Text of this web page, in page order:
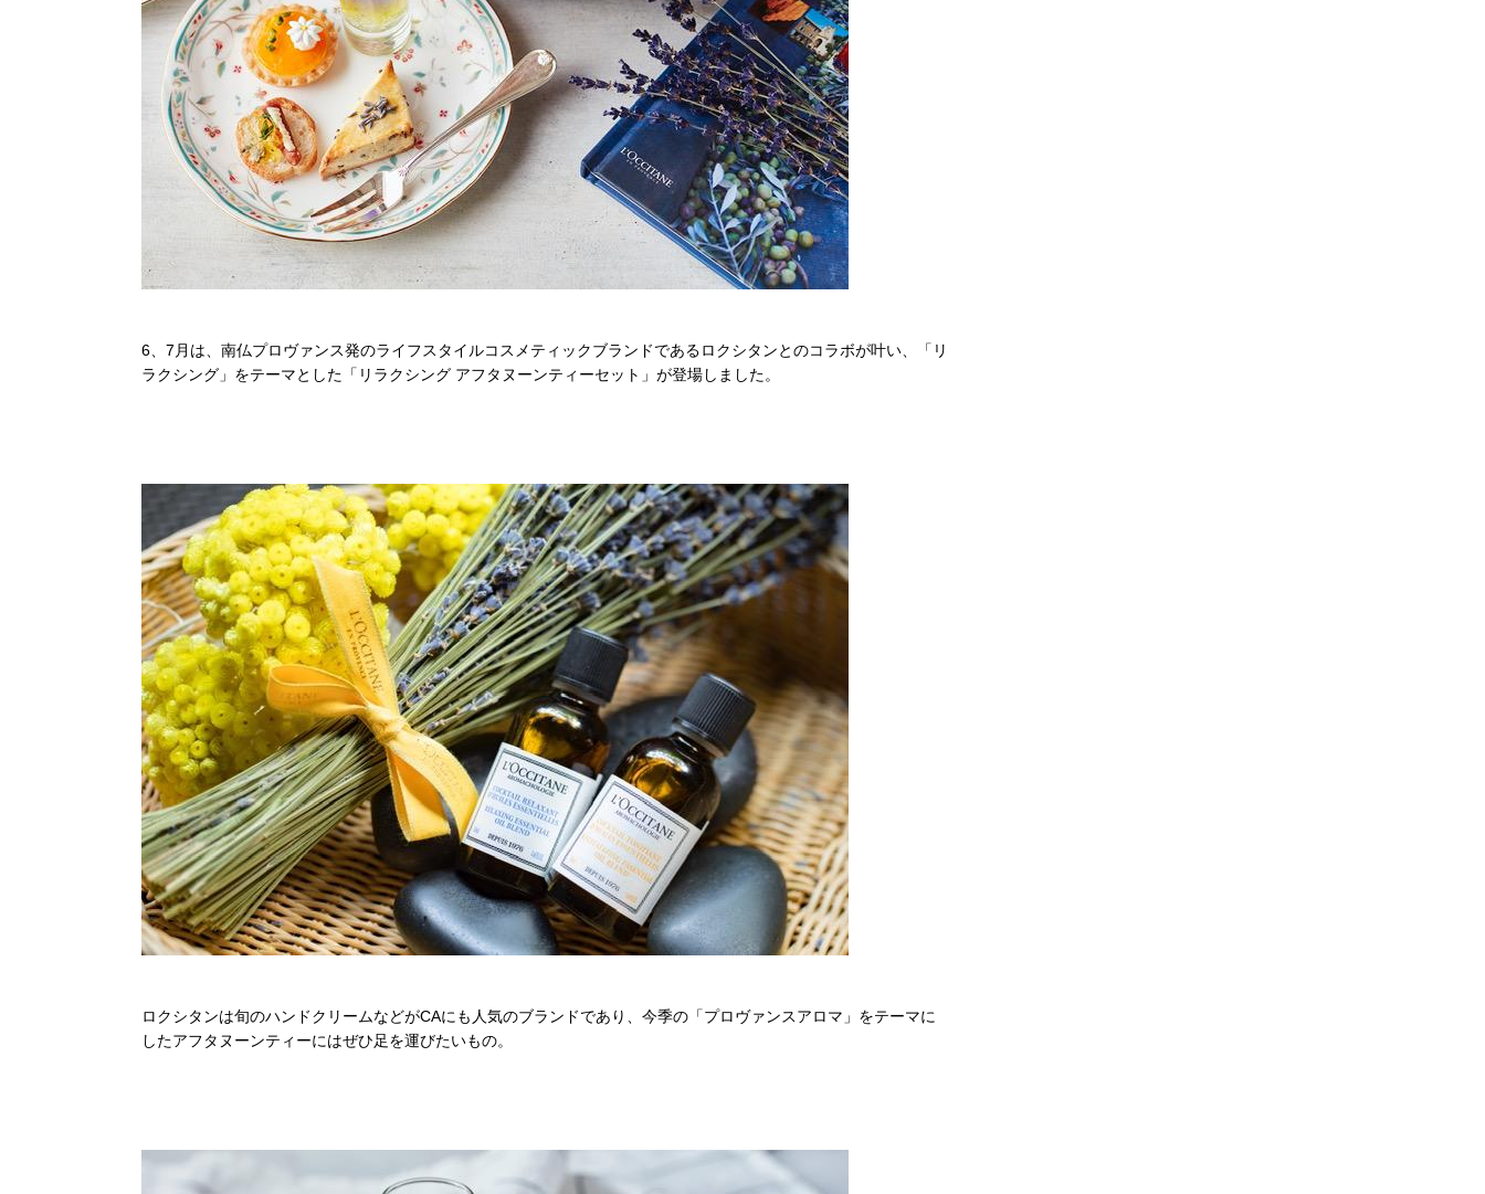
6、7月は、南仏プロヴァンス発のライフスタイルコスメティックブランドであるロクシタンとのコラボが叶い、「リ
ラクシング」をテーマとした「リラクシング アフタヌーンティーセット」が登場しました。
ロクシタンは旬のハンドクリームなどがCAにも人気のブランドであり、今季の「プロヴァンスアロマ」をテーマに
したアフタヌーンティーにはぜひ足を運びたいもの。